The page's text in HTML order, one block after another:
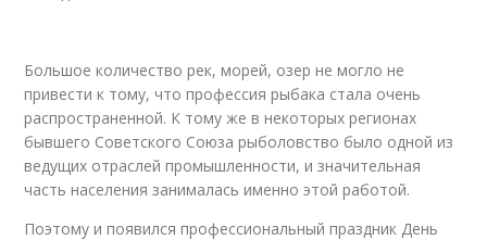
Большое количество рек, морей, озер не могло не
привести к тому, что профессия рыбака стала очень
распространенной. К тому же в некоторых регионах
бывшего Советского Союза рыболовство было одной из
ведущих отраслей промышленности, и значительная
часть населения занималась именно этой работой.
Поэтому и появился профессиональный праздник День